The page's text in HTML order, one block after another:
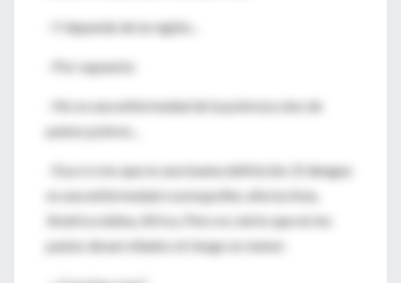
–Y depende de la región...
–Por supuesto.
–No es una enfermedad de la pobreza sino de
países pobres...
–Esa sí creo que es una buena definición. El dengue
es una enfermedad cosmopolita: afecta Asia,
América latina, Africa. Pero es cierto que en los
países desarrollados el riesgo es menor.